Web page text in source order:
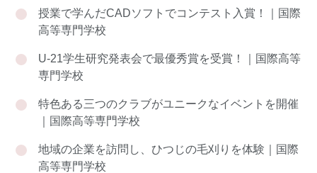
授業で学んだCADソフトでコンテスト入賞！｜国際
高等専門学校
U-21学生研究発表会で最優秀賞を受賞！｜国際高等
専門学校
特色ある三つのクラブがユニークなイベントを開催
｜国際高等専門学校
地域の企業を訪問し、ひつじの毛刈りを体験｜国際
高等専門学校